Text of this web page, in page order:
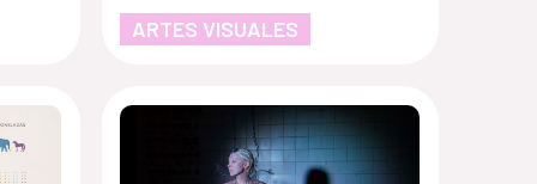
ARTES VISUALES